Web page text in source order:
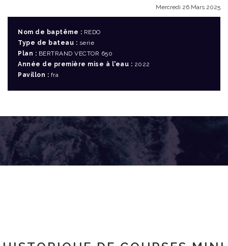
Mercredi 26 Mars 2025
Nom de baptême : REDO
Type de bateau : serie
Plan : BERTRAND VECTOR 650
Année de première mise à l'eau : 2022
Pavillon : fra